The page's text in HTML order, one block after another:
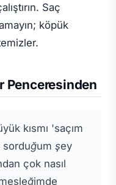
Saç
köpük
Penceresinden
kısmı 'saçım
şey
çok nasıl